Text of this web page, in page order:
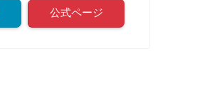
公式ページ